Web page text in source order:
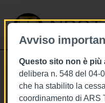
Avviso
Questo sito non è più
delibera n. 548 del 04-
che ha stabilito la
coordinamento di ARS
NBST